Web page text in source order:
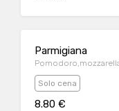
Parmigiana
Solo cena
8.80 €